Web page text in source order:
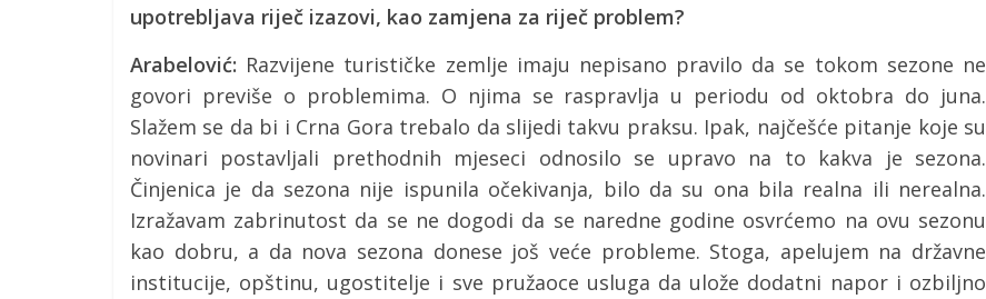
upotrebljava riječ izazovi, kao zamjena za riječ problem?
Arabelović: Razvijene turističke zemlje imaju nepisano pravilo da se tokom sezone ne
govori previše o problemima. O njima se raspravlja u periodu od oktobra do juna.
Slažem se da bi i Crna Gora trebalo da slijedi takvu praksu. Ipak, najčešće pitanje koje su
novinari postavljali prethodnih mjeseci odnosilo se upravo na to kakva je sezona.
Činjenica je da sezona nije ispunila očekivanja, bilo da su ona bila realna ili nerealna.
Izražavam zabrinutost da se ne dogodi da se naredne godine osvrćemo na ovu sezonu
kao dobru, a da nova sezona donese još veće probleme. Stoga, apelujem na državne
institucije, opštinu, ugostitelje i sve pružaoce usluga da ulože dodatni napor i ozbiljno